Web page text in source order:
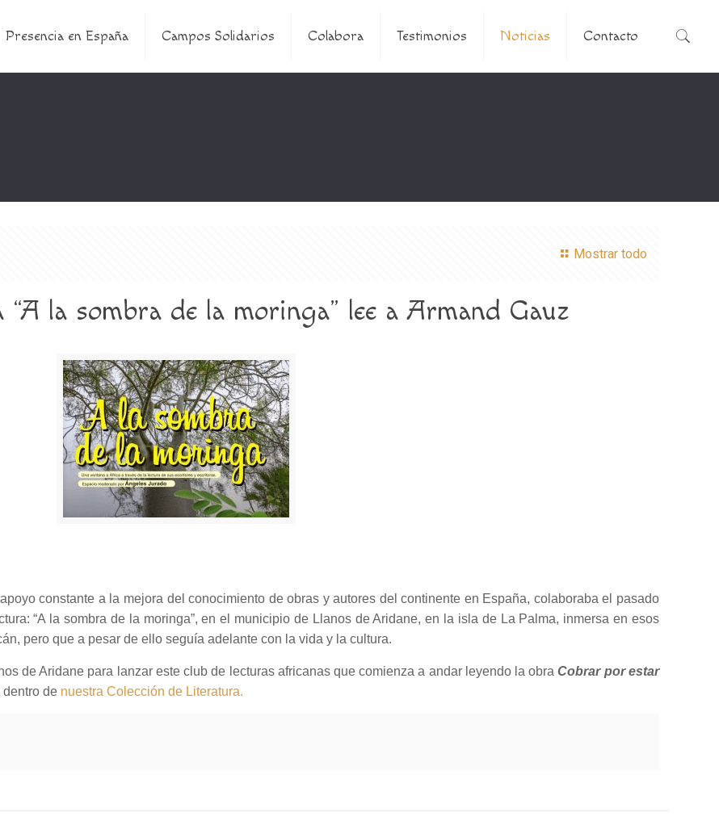
Presencia en España Campos Solidarios Colabora Testimonios Noticias Contacto
Mostrar todo
la sombra de la moringa” lee a Armand Gauz
constante a la mejora del conocimiento de obras y autores del continente en España, colaboraba el pasado
“A la sombra de la moringa”, en el municipio de Llanos de Aridane, en la isla de La Palma, inmersa en esos
pero que a pesar de ello seguía adelante con la vida y la cultura.
de Aridane para lanzar este club de lecturas africanas que comienza a andar leyendo la obraCobrar por estar
de nuestra Colección de Literatura.